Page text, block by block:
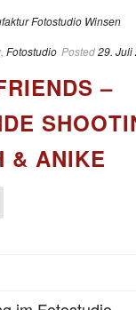
Fotostudio Winsen
Fotostudio Posted29. Juli
–
& ANIKE